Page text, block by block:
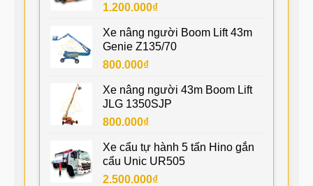
1.200.000₫
Xe nâng người Boom Lift 43m
Genie Z135/70
800.000₫
Xe nâng người 43m Boom Lift
JLG 1350SJP
800.000₫
Xe cẩu tự hành 5 tấn Hino gắn
cẩu Unic UR505
2.500.000₫